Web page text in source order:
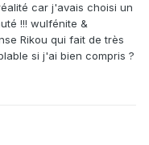
car j'avais choisi un
!!! wulfénite &
Rikou qui fait de très
si j'ai bien compris ?